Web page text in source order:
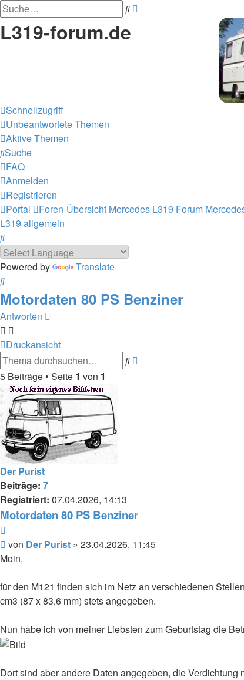
Suche
L319-forum.de
Schnellzugriff
Unbeantwortete Themen
Aktive Themen
Suche
FAQ
Anmelden
Registrieren
Portal
Foren-Übersicht Mercedes L319 Forum
L319 allgemein
Suche
Powered by
Translate
Suche
Motordaten 80 PS Benziner
Antworten
Druckansicht
Suche
5 Beiträge • Seite 1 von 1
Der Purist
Beiträge: 7
Registriert: 07.04.2026, 14:13
Motordaten 80 PS Benziner
Beitrag
von Der Purist » 23.04.2026, 11:45
Moin,
für den M121 finden sich im Netz an verschiedenen
cm3 (87 x 83,6 mm) stets angegeben.
Nun habe ich von meiner Liebsten zum Geburtstag die
Dort sind aber andere Daten angegeben, die